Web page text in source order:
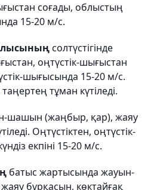
соғады, облыстың
15-20 м/с.
солтүстігінде
оңтүстік-шығыстан
шығысында 15-20 м/с.
тұман күтіледі.
шашын (жаңбыр, қар), жаяу
Оңтүстіктен, оңтүстік-
екпіні 15-20 м/с.
батыс жартысында жауын-
бұрқасын, көктайғақ